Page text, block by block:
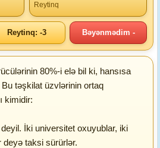
Reytinq
Reytinq: -3 Bəyənmədim -
80%-i elə bil ki, hansısa
təşkilat üzvlərinin ortaq
kimidir:
İki universitet oxuyublar, iki
deyə taksi sürürlər.